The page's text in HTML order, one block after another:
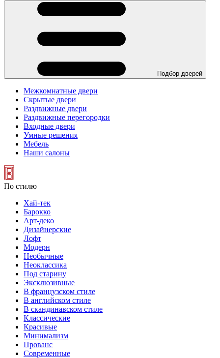
Подбор дверей
Межкомнатные двери
Скрытые двери
Раздвижные двери
Раздвижные перегородки
Входные двери
Умные решения
Мебель
Наши салоны
По стилю
Хай-тек
Барокко
Арт-деко
Дизайнерские
Лофт
Модерн
Необычные
Неоклассика
Под старину
Эксклюзивные
В французском стиле
В английском стиле
В скандинавском стиле
Классические
Красивые
Минимализм
Прованс
Современные